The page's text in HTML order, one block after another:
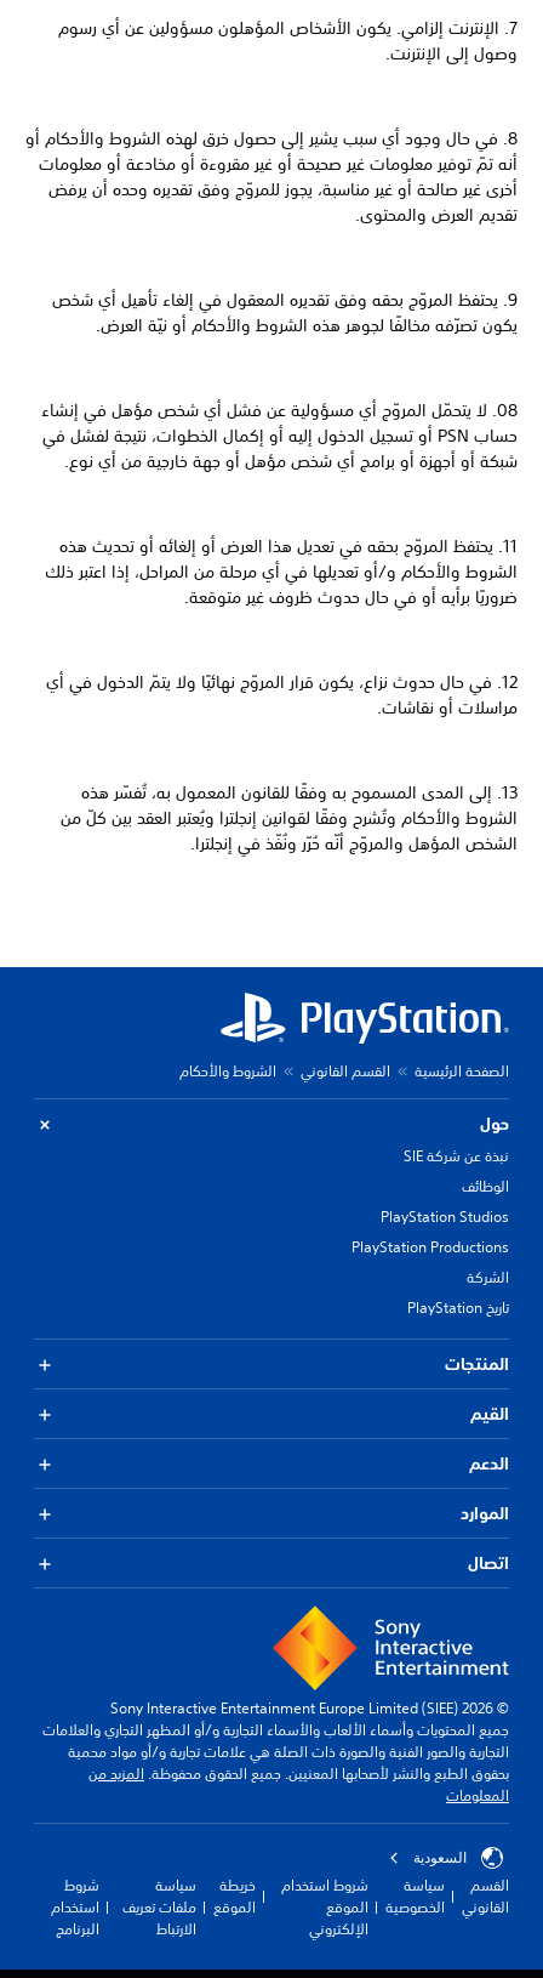
7. الإنترنت إلزامي. يكون الأشخاص المؤهلون مسؤولين عن أي رسوم
وصول إلى الإنترنت.
8. في حال وجود أي سبب يشير إلى حصول خرق لهذه الشروط والأحكام أو
أنه تمّ توفير معلومات غير صحيحة أو غير مقروءة أو مخادعة أو معلومات
أخرى غير صالحة أو غير مناسبة، يجوز للمروّج وفق تقديره وحده أن يرفض
تقديم العرض والمحتوى.
9. يحتفظ المروّج بحقه وفق تقديره المعقول في إلغاء تأهيل أي شخص
يكون تصرّفه مخالفًا لجوهر هذه الشروط والأحكام أو نيّة العرض.
08. لا يتحمّل المروّج أي مسؤولية عن فشل أي شخص مؤهل في إنشاء
حساب PSN أو تسجيل الدخول إليه أو إكمال الخطوات، نتيجة لفشل في
شبكة أو أجهزة أو برامج أي شخص مؤهل أو جهة خارجية من أي نوع.
11. يحتفظ المروّج بحقه في تعديل هذا العرض أو إلغائه أو تحديث هذه
الشروط والأحكام و/أو تعديلها في أي مرحلة من المراحل، إذا اعتبر ذلك
ضروريًا برأيه أو في حال حدوث ظروف غير متوقعة.
12. في حال حدوث نزاع، يكون قرار المروّج نهائيًا ولا يتمّ الدخول في أي
مراسلات أو نقاشات.
13. إلى المدى المسموح به وفقًا للقانون المعمول به، تُفسّر هذه
الشروط والأحكام وتُشرح وفقًا لقوانين إنجلترا ويُعتبر العقد بين كلّ من
الشخص المؤهل والمروّج أنّه حُرّر ونُفّذ في إنجلترا.
الصفحة الرئيسية القسم القانوني الشروط والأحكام
حول
نبذة عن شركة SIE
الوظائف
PlayStation Studios
PlayStation Productions
الشركة
تاريخ PlayStation
المنتجات
القيم
الدعم
الموارد
اتصال
© 2026 Sony Interactive Entertainment Europe Limited (SIEE)
جميع المحتويات وأسماء الألعاب والأسماء التجارية و/أو المظهر التجاري والعلامات
التجارية والصور الفنية والصورة ذات الصلة هي علامات تجارية و/أو مواد محمية
بحقوق الطبع والنشر لأصحابها المعنيين. جميع الحقوق محفوظة. المزيد من
المعلومات
السعودية
القسم
القانوني
سياسة
الخصوصية
شروط استخدام
الموقع
الإلكتروني
خريطة
الموقع
سياسة
ملفات تعريف
الارتباط
شروط
استخدام
البرنامج